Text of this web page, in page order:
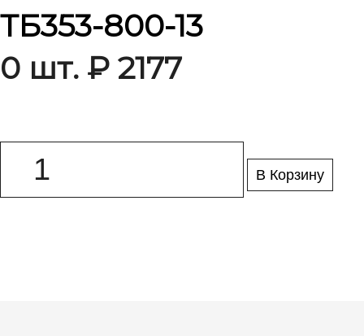
ТБ353-800-13
0 шт. ₽ 2177
В Корзину